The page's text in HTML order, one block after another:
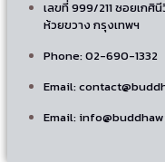
เลขที่ 999/211 ซอยเกศิ
ห้วยขวาง กรุงเทพฯ
Phone: 02-690-1332
Email:
Email: